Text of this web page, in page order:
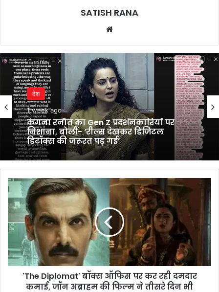
SATISH RANA
देश
1 week ago
कंगना रनौत का Gen Z प्रदर्शनकारियों पर
निशाना, बोलीं- ‘रील्स देखकर डिजिटल
डिटॉक्स की जरूरत पड़ गई’
'The
Diplomat'
बॉक्स
ऑफिस
पर
कर
रही
दमदार
कमाई,
'The Diplomat' बॉक्स ऑफिस पर कर रही दमदार
कमाई, जॉन अब्राहम की फिल्म ने तीसरे दिन भी